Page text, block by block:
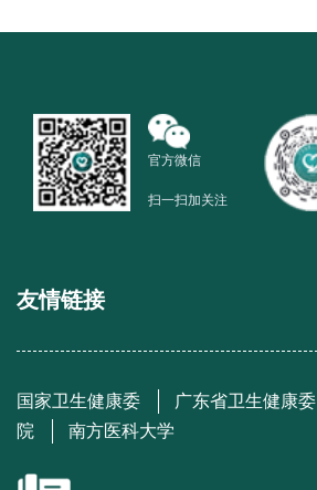
官方微信
扫一扫加关注
友情链接
国家卫生健康委 广东省卫生健康委
院
南方医科大学